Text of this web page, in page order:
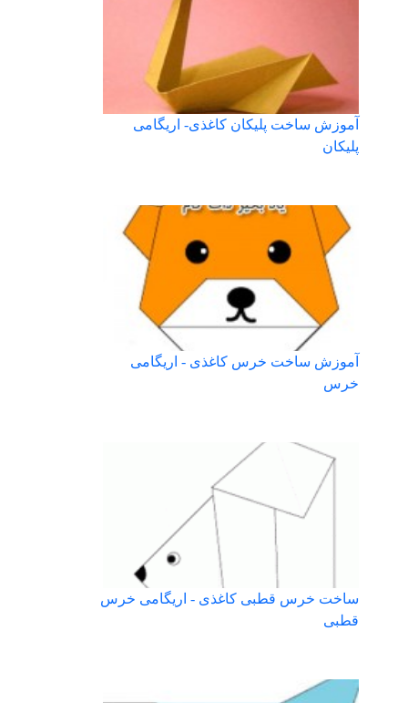
آموزش ساخت پلیکان کاغذی- اریگامی
پلیکان
آموزش ساخت خرس کاغذی - اریگامی
خرس
ساخت خرس قطبی کاغذی - اریگامی خرس
قطبی